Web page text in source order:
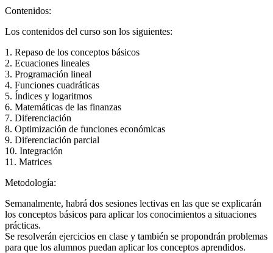
Contenidos:
Los contenidos del curso son los siguientes:
1. Repaso de los conceptos básicos
2. Ecuaciones lineales
3. Programación lineal
4. Funciones cuadráticas
5. Índices y logaritmos
6. Matemáticas de las finanzas
7. Diferenciación
8. Optimización de funciones económicas
9. Diferenciación parcial
10. Integración
11. Matrices
Metodología:
Semanalmente, habrá dos sesiones lectivas en las que se explicarán
los conceptos básicos para aplicar los conocimientos a situaciones
prácticas.
Se resolverán ejercicios en clase y también se propondrán problemas
para que los alumnos puedan aplicar los conceptos aprendidos.